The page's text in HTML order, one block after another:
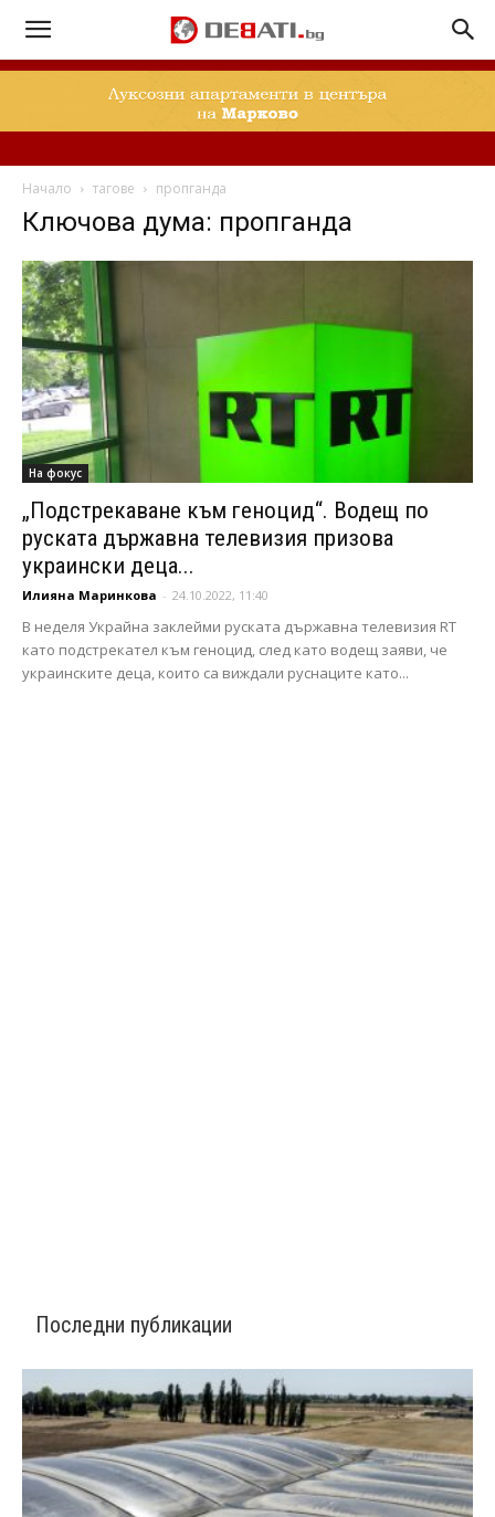
Начало тагове пропганда
Ключова дума: пропганда
На фокус
„Подстрекаване към геноцид“. Водещ по
руската държавна телевизия призова
украински деца...
Илияна Маринкова - 24.10.2022, 11:40
В неделя Украйна заклейми руската държавна телевизия RT
като подстрекател към геноцид, след като водещ заяви, че
украинските деца, които са виждали руснаците като...
Последни публикации